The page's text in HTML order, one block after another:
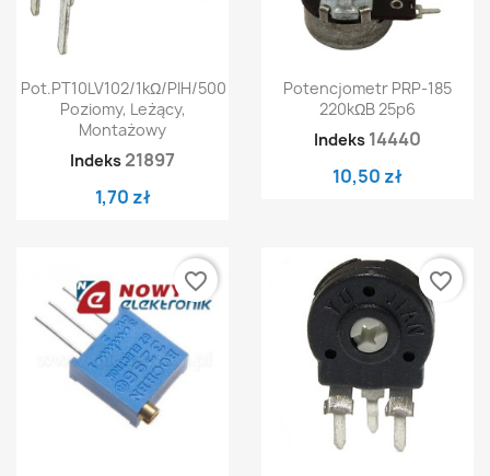
Pot.PT10LV102/1kΩ/PIH/500
Poziomy, Leżący,
Montażowy
Indeks 21897
1,70 zł
Potencjometr PRP-185
220kΩB 25p6
Indeks 14440
10,50 zł
favorite_border favorite_border